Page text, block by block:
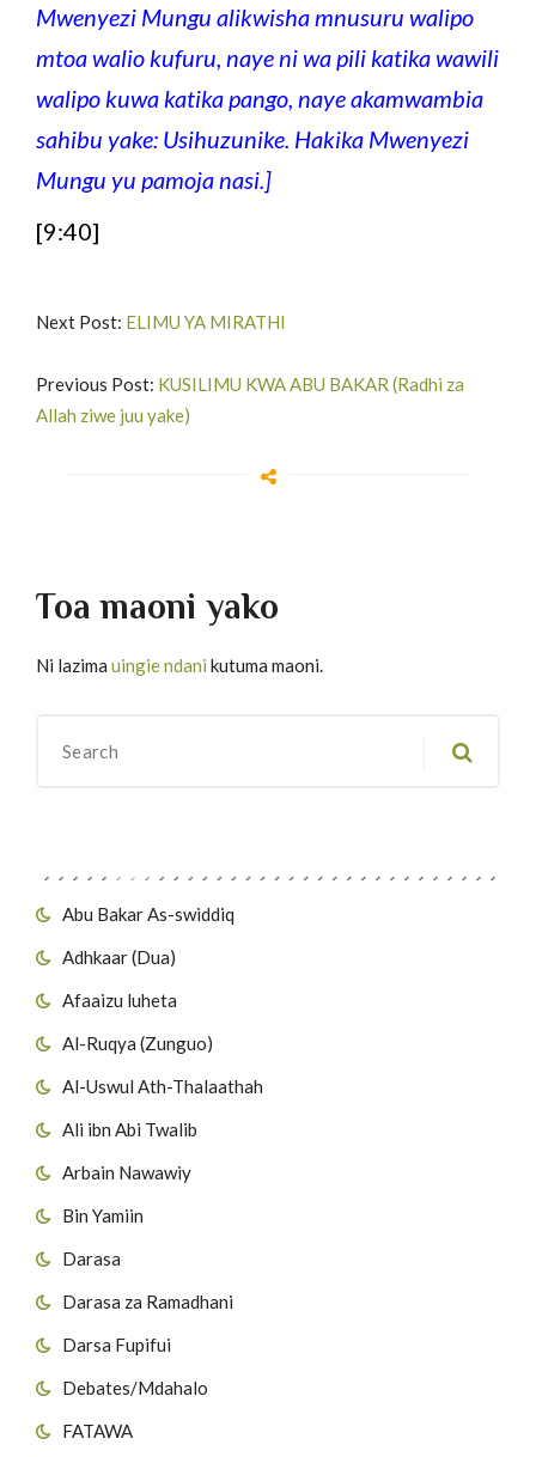
Abu Bakar As-swiddiq
Adhkaar (Dua)
Afaaizu luheta
Al-Ruqya (Zunguo)
Al-Uswul Ath-Thalaathah
Ali ibn Abi Twalib
Arbain Nawawiy
Bin Yamiin
Darasa
Darasa za Ramadhani
Darsa Fupifui
Debates/Mdahalo
FATAWA
Mwenyezi Mungu alikwisha mnusuru walipo
mtoa walio kufuru, naye ni wa pili katika wawili
walipo kuwa katika pango, naye akamwambia
sahibu yake: Usihuzunike. Hakika Mwenyezi
Mungu yu pamoja nasi.]
[9:40]
Next Post: ELIMU YA MIRATHI
Previous Post: KUSILIMU KWA ABU BAKAR (Radhi za
Allah ziwe juu yake)
Toa maoni yako
Ni lazima uingie ndani kutuma maoni.